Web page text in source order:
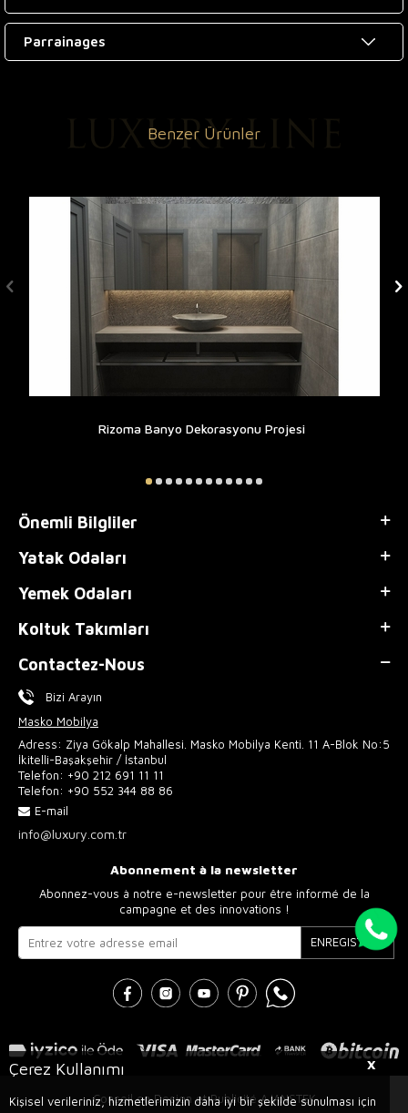
X
Çerez Kullanımı
Kişisel verileriniz, hizmetlerimizin daha iyi bir şekilde sunulması için
Parrainages
Benzer Ürünler
Rizoma Banyo Dekorasyonu Projesi
Önemli Bilgliler
Yatak Odaları
Yemek Odaları
Koltuk Takımları
Contactez-Nous
Bizi Arayın
Masko Mobilya
Adress: Ziya Gökalp Mahallesi. Masko Mobilya Kenti. 11 A-Blok No:5
İkitelli-Başakşehir / İstanbul
Telefon: +90 212 691 11 11
Telefon: +90 552 344 88 86
E-mail
info@luxury.com.tr
Abonnement à la newsletter
Abonnez-vous à notre e-newsletter pour être informé de la
campagne et des innovations !
ENREGISTRER
Conseil en Design et Publicité AJANSTEK